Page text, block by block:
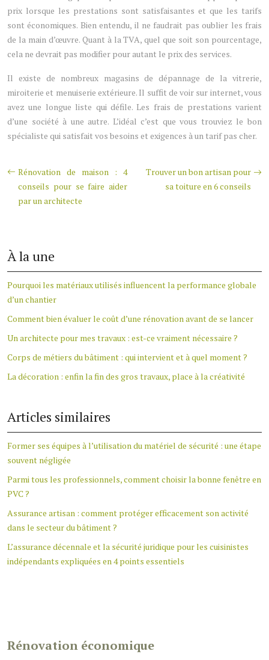
prix lorsque les prestations sont satisfaisantes et que les tarifs
sont économiques. Bien entendu, il ne faudrait pas oublier les frais
de la main d’œuvre. Quant à la TVA, quel que soit son pourcentage,
cela ne devrait pas modifier pour autant le prix des services.
Il existe de nombreux magasins de dépannage de la vitrerie,
miroiterie et menuiserie extérieure. Il suffit de voir sur internet, vous
avez une longue liste qui défile. Les frais de prestations varient
d’une société à une autre. L’idéal c’est que vous trouviez le bon
spécialiste qui satisfait vos besoins et exigences à un tarif pas cher.
Rénovation de maison : 4
conseils pour se faire aider
par un architecte
Trouver un bon artisan pour
sa toiture en 6 conseils
À la une
Pourquoi les matériaux utilisés influencent la performance globale
d’un chantier
Comment bien évaluer le coût d’une rénovation avant de se lancer
Un architecte pour mes travaux : est-ce vraiment nécessaire ?
Corps de métiers du bâtiment : qui intervient et à quel moment ?
La décoration : enfin la fin des gros travaux, place à la créativité
Articles similaires
Former ses équipes à l’utilisation du matériel de sécurité : une étape
souvent négligée
Parmi tous les professionnels, comment choisir la bonne fenêtre en
PVC ?
Assurance artisan : comment protéger efficacement son activité
dans le secteur du bâtiment ?
L’assurance décennale et la sécurité juridique pour les cuisinistes
indépendants expliquées en 4 points essentiels
Rénovation économique